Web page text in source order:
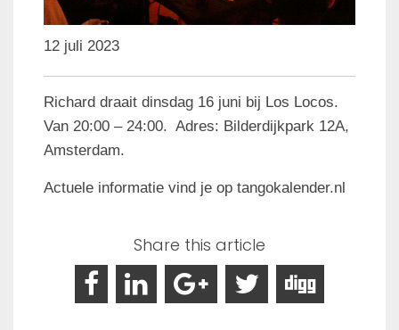
12 juli 2023
Richard draait dinsdag 16 juni bij Los Locos.
Van 20:00 – 24:00. Adres: Bilderdijkpark 12A,
Amsterdam.
Actuele informatie vind je op tangokalender.nl
Share this article